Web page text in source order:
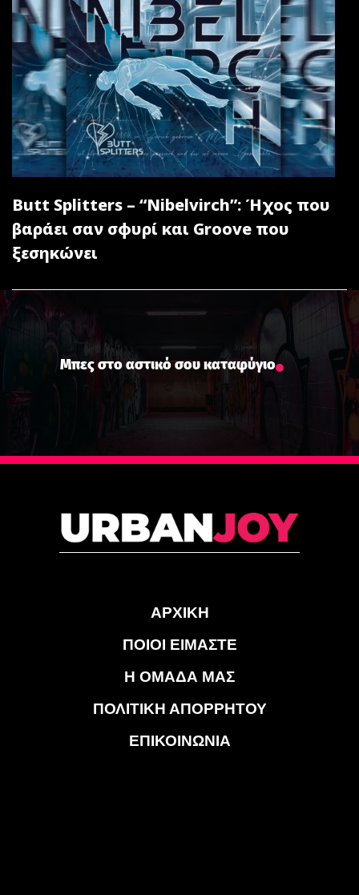
Butt Splitters – “Nibelvirch”: Ήχος που
βαράει σαν σφυρί και Groove που
ξεσηκώνει
Μπες στο αστικό σου καταφύγιο
ΑΡΧΙΚΗ
ΠΟΙΟΙ ΕΙΜΑΣΤΕ
Η ΟΜΑΔΑ ΜΑΣ
ΠΟΛΙΤΙΚΗ ΑΠΟΡΡΗΤΟΥ
ΕΠΙΚΟΙΝΩΝΙΑ